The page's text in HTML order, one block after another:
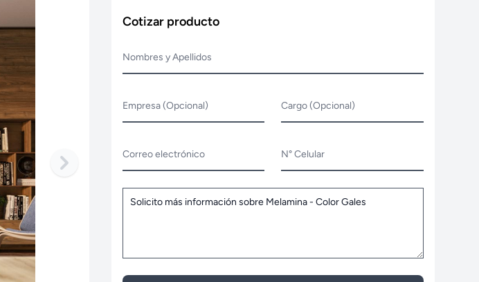
Cotizar producto
Nombres y Apellidos
Empresa (Opcional) Cargo (Opcional)
Correo electrónico N° Celular